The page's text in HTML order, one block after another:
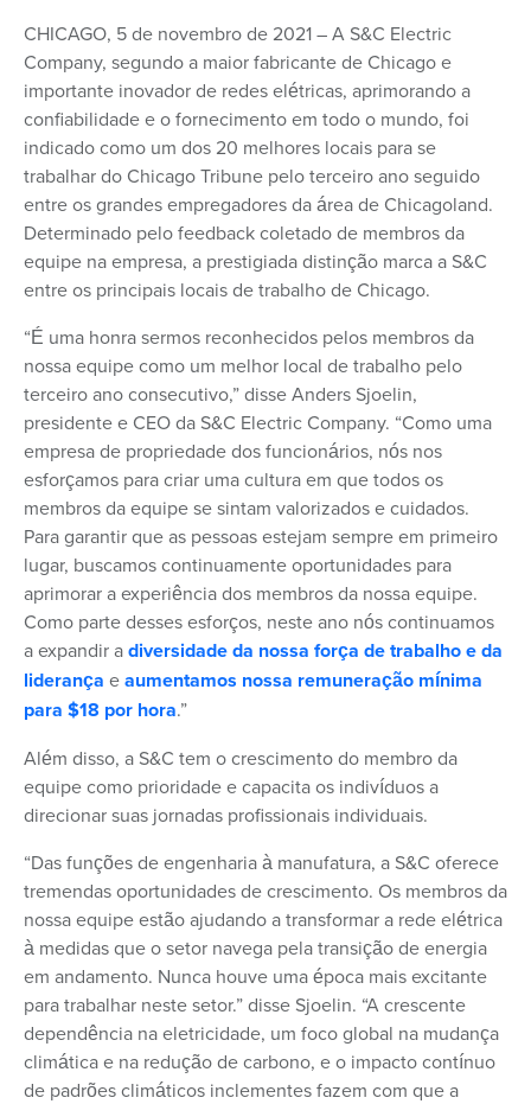
CHICAGO, 5 de novembro de 2021 – A S&C Electric
Company, segundo a maior fabricante de Chicago e
importante inovador de redes elétricas, aprimorando a
confiabilidade e o fornecimento em todo o mundo, foi
indicado como um dos 20 melhores locais para se
trabalhar do Chicago Tribune pelo terceiro ano seguido
entre os grandes empregadores da área de Chicagoland.
Determinado pelo feedback coletado de membros da
equipe na empresa, a prestigiada distinção marca a S&C
entre os principais locais de trabalho de Chicago.
“É uma honra sermos reconhecidos pelos membros da
nossa equipe como um melhor local de trabalho pelo
terceiro ano consecutivo,” disse Anders Sjoelin,
presidente e CEO da S&C Electric Company. “Como uma
empresa de propriedade dos funcionários, nós nos
esforçamos para criar uma cultura em que todos os
membros da equipe se sintam valorizados e cuidados.
Para garantir que as pessoas estejam sempre em primeiro
lugar, buscamos continuamente oportunidades para
aprimorar a experiência dos membros da nossa equipe.
Como parte desses esforços, neste ano nós continuamos
a expandir adiversidade da nossa força de trabalho e da
liderança eaumentamos nossa remuneração mínima
para $18 por hora.”
Além disso, a S&C tem o crescimento do membro da
equipe como prioridade e capacita os indivíduos a
direcionar suas jornadas profissionais individuais.
“Das funções de engenharia à manufatura, a S&C oferece
tremendas oportunidades de crescimento. Os membros da
nossa equipe estão ajudando a transformar a rede elétrica
à medidas que o setor navega pela transição de energia
em andamento. Nunca houve uma época mais excitante
para trabalhar neste setor.” disse Sjoelin. “A crescente
dependência na eletricidade, um foco global na mudança
climática e na redução de carbono, e o impacto contínuo
de padrões climáticos inclementes fazem com que a